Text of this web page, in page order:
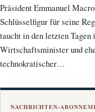
Präsident Emmanuel
Schlüsselfigur für seine
taucht in den letzten
Wirtschaftsminister und
technokratischer…
NACHRICHTEN-